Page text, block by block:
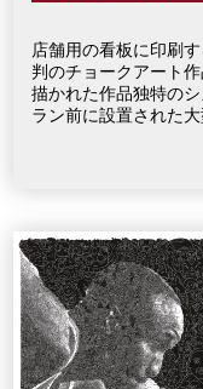
店舗用の看板に印刷
判のチョークアート
描かれた作品独特の
ラン前に設置された